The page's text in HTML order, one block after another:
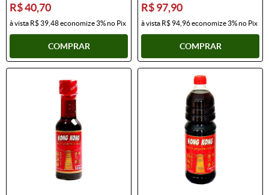
R$ 40,70
à vista R$ 39,48economize3%no Pix
COMPRAR
R$ 97,90
à vista R$ 94,96economize3%no Pix
COMPRAR